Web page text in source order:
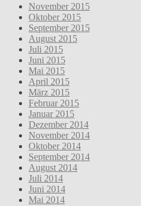
November 2015
Oktober 2015
September 2015
August 2015
Juli 2015
Juni 2015
Mai 2015
April 2015
März 2015
Februar 2015
Januar 2015
Dezember 2014
November 2014
Oktober 2014
September 2014
August 2014
Juli 2014
Juni 2014
Mai 2014